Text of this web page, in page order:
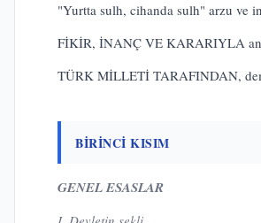
"Yurtta sulh, cihanda sulh" arzu ve
FİKİR, İNANÇ VE KARARIYLA
TÜRK MİLLETİ TARAFINDAN,
BİRİNCİ KISIM
GENEL ESASLAR